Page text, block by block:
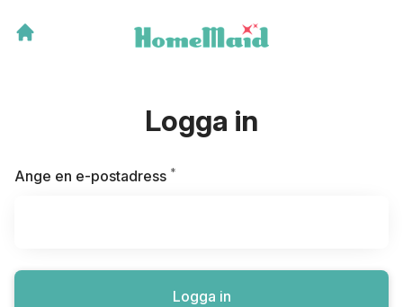
Logga in
Ange en e-postadress *
Logga in